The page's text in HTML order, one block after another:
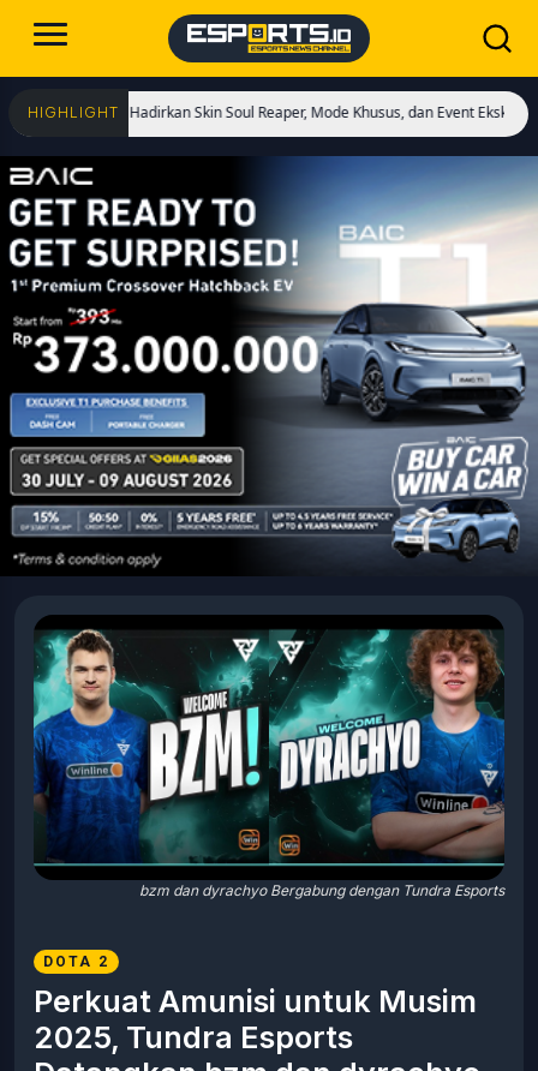
HIGHLIGHT
Hadirkan Skin Soul Reaper, Mode Khusus, dan Event Eksklusif! Cristiano
bzm dan dyrachyo Bergabung dengan Tundra Esports
DOTA 2
Perkuat Amunisi untuk Musim
2025, Tundra Esports